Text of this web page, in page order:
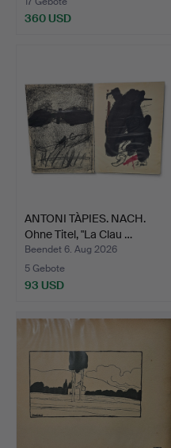
360 USD
ANTONI TÀPIES. NACH.
Ohne Titel, "La Clau …
Beendet 6. Aug 2026
5 Gebote
93 USD